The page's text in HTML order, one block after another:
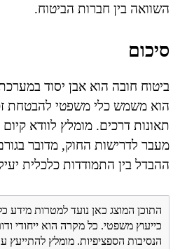
השוואה בין חברות הביטוח.
סיכום
ביטוח חובה הוא אבן יסוד
הוא משמש כלי משפטי להבטחת
תאונות דרכים. מומלץ לוודא
מעבר לדרישות החוק, מדובר
ההבדל בין התמודדות כלכלית
התוכן המוצג כאן נועד למטרות מידע
כייעוץ משפטי. כל מקרה הוא ייחודי
הנסיבות הספציפיות. מומלץ להתייעץ